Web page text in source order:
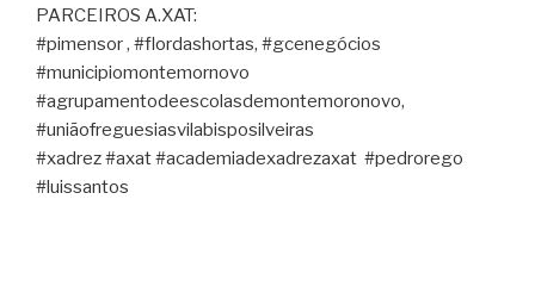
PARCEIROS A.XAT:
#pimensor , #flordashortas, #gcenegócios
#municipiomontemornovo
#agrupamentodeescolasdemontemoronovo,
#uniãofreguesiasvilabisposilveiras
#xadrez #axat #academiadexadrezaxat #pedrorego
#luissantos